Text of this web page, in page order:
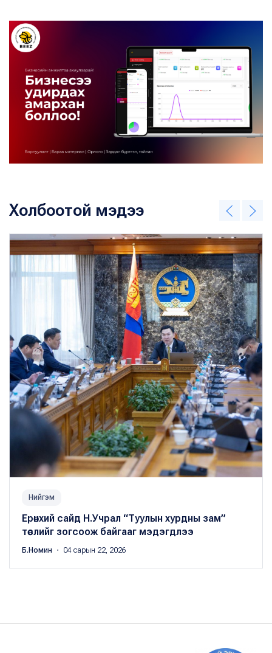
Холбоотой мэдээ
Нийгэм
Ерөнхий сайд Н.Учрал “Туулын хурдны зам”
төслийг зогсоож байгааг мэдэгдлээ
Б.Номин ・ 04 сарын 22, 2026